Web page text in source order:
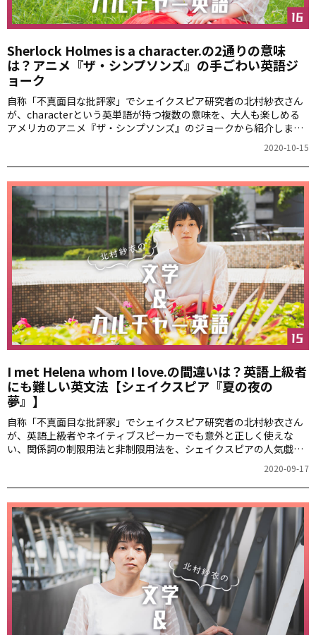
Sherlock Holmes is a character.の2通りの意味
は？アニメ『ザ・シンプソンズ』の手ごわい英語ジ
ョーク
自称「不真面目な批評家」でシェイクスピア研究者の北村紗衣さん
が、characterという英単語が持つ複数の意味を、大人も楽しめる
アメリカのアニメ『ザ・シンプソンズ』のジョークから紹介しま
2020-10-15
I met Helena whom I love.の間違いは？英語上級者
にも難しい英文法【シェイクスピア『夏の夜の
夢』】
自称「不真面目な批評家」でシェイクスピア研究者の北村紗衣さん
が、英語上級者やネイティブスピーカーでも意外と正しく使えな
い、関係詞の制限用法と非制限用法を、シェイクスピアの人気戯曲
2020-09-17